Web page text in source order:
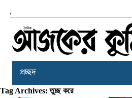
,
প্রচ্ছদ
Tag Archives: তুচ্ছ করে